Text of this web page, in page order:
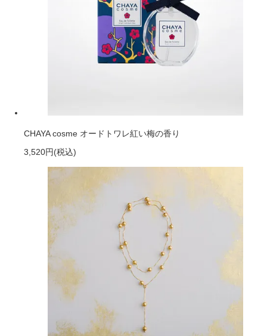
CHAYA cosme オードトワレ紅い梅の香り
3,520円(税込)